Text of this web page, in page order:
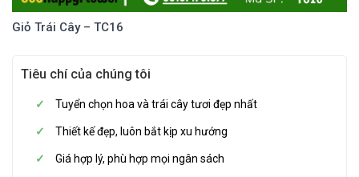
Giỏ Trái Cây – TC16
Tiêu chí của chúng tôi
Tuyển chọn hoa và trái cây tươi đẹp nhất
Thiết kế đẹp, luôn bắt kịp xu hướng
Giá hợp lý, phù hợp mọi ngân sách